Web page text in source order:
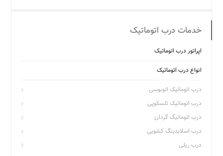
خدمات درب اتوماتیک
اپراتور درب اتوماتیک
انواع درب اتوماتیک
درب اتوماتیک اتوبوسی
درب اتوماتیک تلسکوپی
درب اتوماتیگ گردان
درب اسلایدینگ کشویی
درب ریلی